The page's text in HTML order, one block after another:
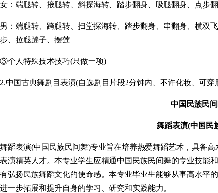
女：端腿转、掖腿转、斜探海转、踏步翻身、吸腿翻身、点步
男：端腿转、跨腿转、扫堂探海转、踏步翻身、串翻身、横双
步、拉腿蹦子、摆莲
③个人特殊技术技巧(只做一项)
2.中国古典舞剧目表演(自选剧目片段2分钟内、不许化妆、可穿
中国民族民
舞蹈表演(中国民
舞蹈表演(中国民族民间舞)专业旨在培养热爱舞蹈艺术，具备
表演精英人才。本专业学生应精通中国民族民间舞的专业技能
有弘扬民族舞蹈文化的使命感。本专业毕业生能够从事高水平
进一步拓展和提升自身的学习、研究和实践能力。